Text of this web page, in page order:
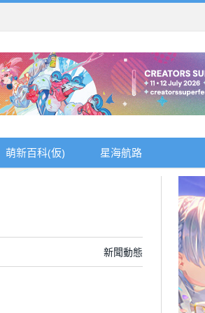
萌新百科(仮) 星海航路
新聞動態